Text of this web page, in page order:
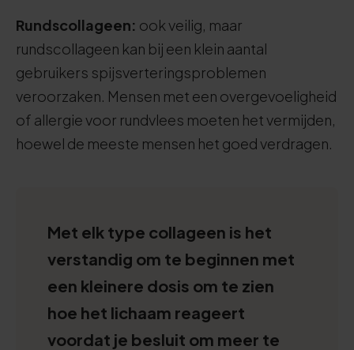
Rundscollageen: ook veilig, maar
rundscollageen kan bij een klein aantal
gebruikers spijsverteringsproblemen
veroorzaken. Mensen met een overgevoeligheid
of allergie voor rundvlees moeten het vermijden,
hoewel de meeste mensen het goed verdragen.
Met elk type collageen is het
verstandig om te beginnen met
een kleinere dosis om te zien
hoe het lichaam reageert
voordat je besluit om meer te